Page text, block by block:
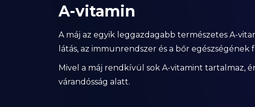
A-vitamin
A máj az egyik leggazdagabb természetes A-
látás, az immunrendszer és a bőr egészségének
Mivel a máj rendkívül sok A-vitamint tartalmaz,
várandósság alatt.